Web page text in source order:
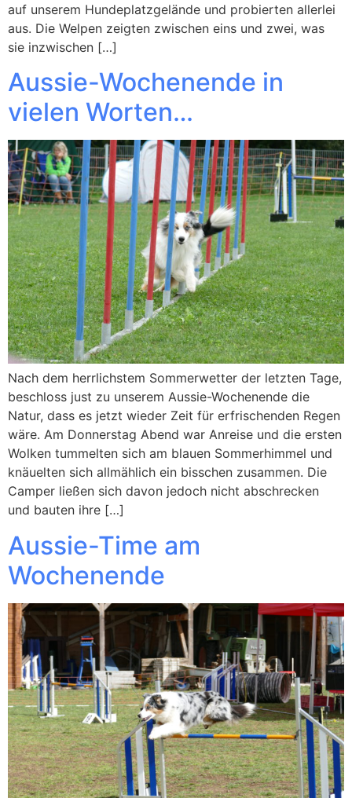
auf unserem Hundeplatzgelände und probierten allerlei
aus. Die Welpen zeigten zwischen eins und zwei, was
sie inzwischen […]
Aussie-Wochenende in
vielen Worten…
Nach dem herrlichstem Sommerwetter der letzten Tage,
beschloss just zu unserem Aussie-Wochenende die
Natur, dass es jetzt wieder Zeit für erfrischenden Regen
wäre. Am Donnerstag Abend war Anreise und die ersten
Wolken tummelten sich am blauen Sommerhimmel und
knäuelten sich allmählich ein bisschen zusammen. Die
Camper ließen sich davon jedoch nicht abschrecken
und bauten ihre […]
Aussie-Time am
Wochenende